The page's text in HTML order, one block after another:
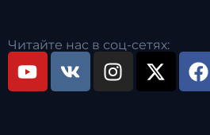
Читайте нас в соц-сетях: